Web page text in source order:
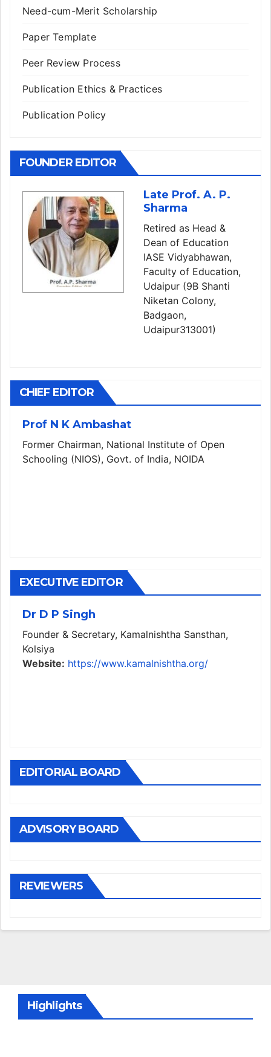
Need-cum-Merit Scholarship
Paper Template
Peer Review Process
Publication Ethics & Practices
Publication Policy
FOUNDER EDITOR
Late Prof. A. P.
Sharma
Retired as Head &
Dean of Education
IASE Vidyabhawan,
Faculty of Education,
Udaipur (9B Shanti
Niketan Colony,
Badgaon,
Udaipur313001)
CHIEF EDITOR
Prof N K Ambashat
Former Chairman, National Institute of Open
Schooling (NIOS), Govt. of India, NOIDA
EXECUTIVE EDITOR
Dr D P Singh
Founder & Secretary, Kamalnishtha Sansthan,
Kolsiya
Website: https://www.kamalnishtha.org/
EDITORIAL BOARD
ADVISORY BOARD
REVIEWERS
Highlights